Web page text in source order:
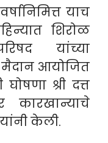
याच
शिरोळ
यांच्या
आयोजित
श्री दत्त
कारखान्याचे
केली.